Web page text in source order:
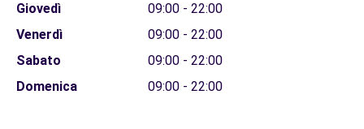
Giovedì
09:00 - 22:00
Venerdì
09:00 - 22:00
Sabato
09:00 - 22:00
Domenica
09:00 - 22:00